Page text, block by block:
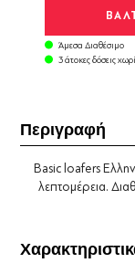
Άμεσα Διαθέσιμο
3 άτοκες δόσεις
Περιγραφή
Basic loafers
λεπτομέρεια.